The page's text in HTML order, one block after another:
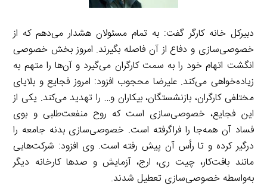
دبیرکل خانه کارگر گفت: به تمام مسئولان هشدار می‌دهم که از
خصوصی‌سازی و دفاع از آن فاصله بگیرند. امروز بخش خصوصی
انگشت اتهام خود را به سمت کارگران می‌گیرد و آن‌ها را متهم به
زیاده‌خواهی می‌کند. علیرضا محجوب افزود: امروز فجایع و بلایای
مختلفی کارگران، بازنشستگان، بیکاران و… را تهدید می‌کند. یکی از
این فجایع، خصوصی‌سازی است که روح منفعت‌طلبی و بوی
فساد آن همه‌جا را فراگرفته است. خصوصی‌سازی بدنه جامعه را
درگیر کرده و تا رأس آن پیش رفته است. وی افزود: شرکت‌هایی
مانند بافت‌کار، چیت ری، ارج، آزمایش و صدها کارخانه دیگر
به‌واسطه خصوصی‌سازی تعطیل شدند.